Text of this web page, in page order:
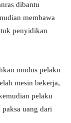
dibantu
membawa
penyidikan
modus pelaku
mesin bekerja,
pelaku
uang dari